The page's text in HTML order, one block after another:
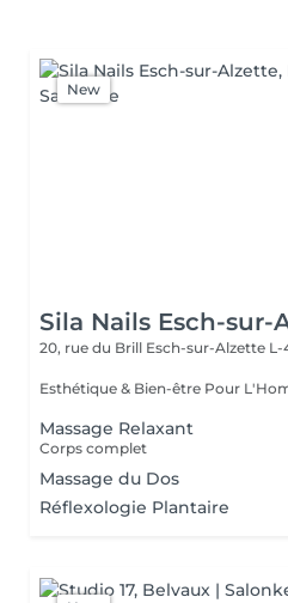
New
Sila Nails Esch-sur-
20, rue du Brill Esch-sur-Alzette L-
Esthétique & Bien-
Massage Relaxant
Corps complet
Massage du Dos
Réflexologie Plantaire